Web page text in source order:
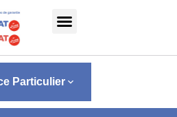
Particulier keyboard_arrow_down